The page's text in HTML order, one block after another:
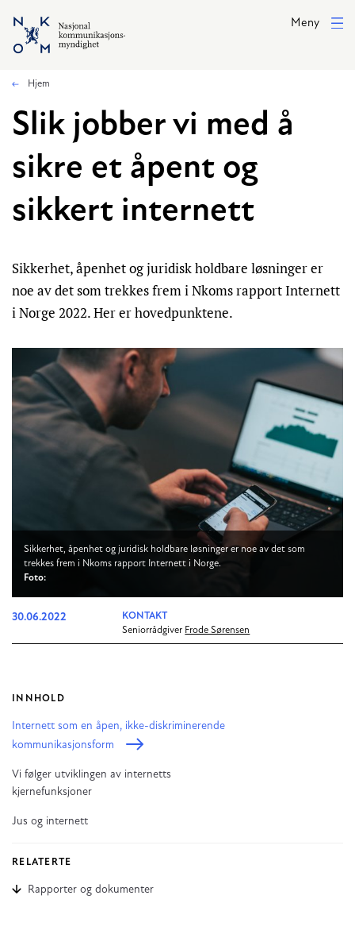
Hopp til hovedinnhold
Meny
Hjem
Slik jobber vi med å
sikre et åpent og
sikkert internett
Sikkerhet, åpenhet og juridisk holdbare løsninger er
noe av det som trekkes frem i Nkoms rapport Internett
i Norge 2022. Her er hovedpunktene.
Sikkerhet, åpenhet og juridisk holdbare løsninger er noe av det som
trekkes frem i Nkoms rapport Internett i Norge.
Foto:
30.06.2022
KONTAKT
Seniorrådgiver Frode Sørensen
INNHOLD
Internett som en åpen, ikke-diskriminerende
kommunikasjonsform
Vi følger utviklingen av internetts
kjernefunksjoner
Jus og internett
RELATERTE
Rapporter og dokumenter